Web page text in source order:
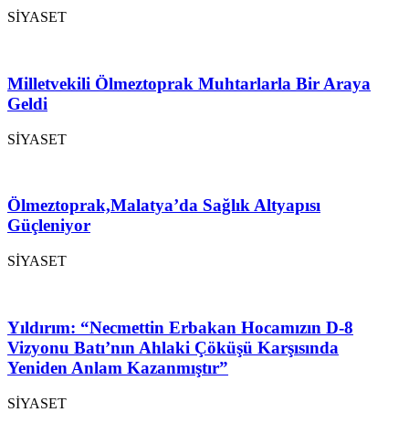
SİYASET
Milletvekili Ölmeztoprak Muhtarlarla Bir Araya
Geldi
SİYASET
Ölmeztoprak,Malatya’da Sağlık Altyapısı
Güçleniyor
SİYASET
Yıldırım: “Necmettin Erbakan Hocamızın D-8
Vizyonu Batı’nın Ahlaki Çöküşü Karşısında
Yeniden Anlam Kazanmıştır”
SİYASET